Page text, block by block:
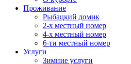
Проживание
Рыбацкий домик
2-х местный номер
4-х местный номер
6-ти местный номер
Услуги
Зимние услуги